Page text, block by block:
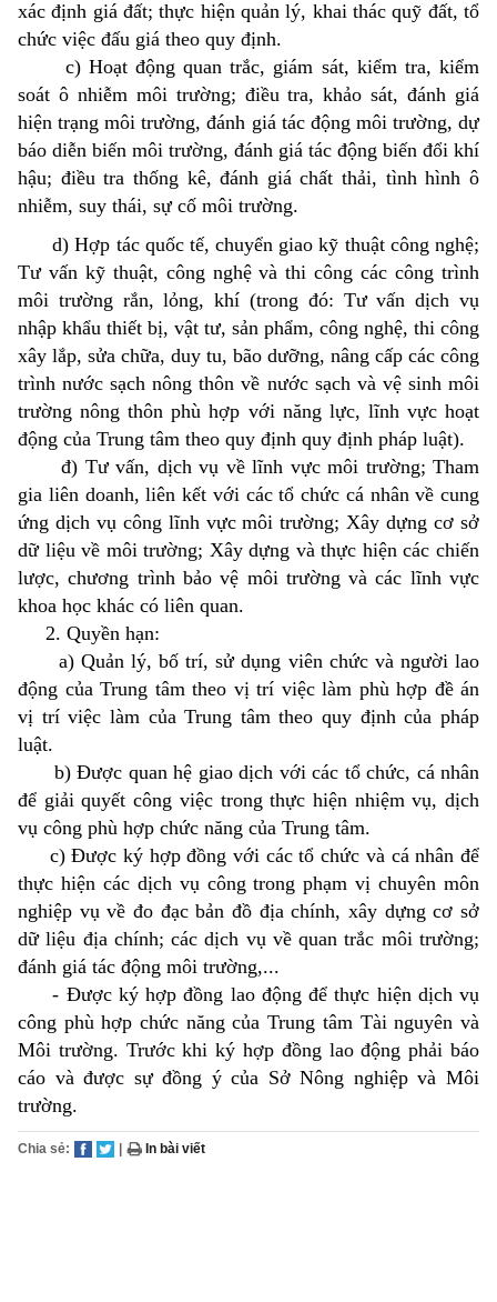
xác định giá đất; thực hiện quản lý, khai thác quỹ đất, tổ
chức việc đấu giá theo quy định.
c) Hoạt động quan trắc, giám sát, kiểm tra, kiểm
soát ô nhiễm môi trường; điều tra, khảo sát, đánh giá
hiện trạng môi trường, đánh giá tác động môi trường, dự
báo diễn biến môi trường, đánh giá tác động biến đổi khí
hậu; điều tra thống kê, đánh giá chất thải, tình hình ô
nhiễm, suy thái, sự cố môi trường.
d) Hợp tác quốc tế, chuyển giao kỹ thuật công nghệ;
Tư vấn kỹ thuật, công nghệ và thi công các công trình
môi trường rắn, lỏng, khí (trong đó: Tư vấn dịch vụ
nhập khẩu thiết bị, vật tư, sản phẩm, công nghệ, thi công
xây lắp, sửa chữa, duy tu, bão dưỡng, nâng cấp các công
trình nước sạch nông thôn về nước sạch và vệ sinh môi
trường nông thôn phù hợp với năng lực, lĩnh vực hoạt
động của Trung tâm theo quy định quy định pháp luật).
đ) Tư vấn, dịch vụ về lĩnh vực môi trường; Tham
gia liên doanh, liên kết với các tổ chức cá nhân về cung
ứng dịch vụ công lĩnh vực môi trường; Xây dựng cơ sở
dữ liệu về môi trường; Xây dựng và thực hiện các chiến
lược, chương trình bảo vệ môi trường và các lĩnh vực
khoa học khác có liên quan.
2. Quyền hạn:
a) Quản lý, bố trí, sử dụng viên chức và người lao
động của Trung tâm theo vị trí việc làm phù hợp đề án
vị trí việc làm của Trung tâm theo quy định của pháp
luật.
b) Được quan hệ giao dịch với các tổ chức, cá nhân
để giải quyết công việc trong thực hiện nhiệm vụ, dịch
vụ công phù hợp chức năng của Trung tâm.
c) Được ký hợp đồng với các tổ chức và cá nhân để
thực hiện các dịch vụ công trong phạm vị chuyên môn
nghiệp vụ về đo đạc bản đồ địa chính, xây dựng cơ sở
dữ liệu địa chính; các dịch vụ về quan trắc môi trường;
đánh giá tác động môi trường,...
- Được ký hợp đồng lao động để thực hiện dịch vụ
công phù hợp chức năng của Trung tâm Tài nguyên và
Môi trường. Trước khi ký hợp đồng lao động phải báo
cáo và được sự đồng ý của Sở Nông nghiệp và Môi
trường.
Chia sẻ: In bài viết